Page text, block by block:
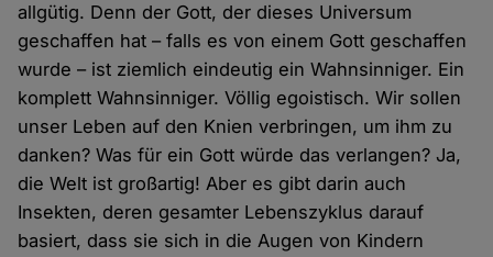
allgütig. Denn der Gott, der dieses Universum
geschaffen hat – falls es von einem Gott geschaffen
wurde – ist ziemlich eindeutig ein Wahnsinniger. Ein
komplett Wahnsinniger. Völlig egoistisch. Wir sollen
unser Leben auf den Knien verbringen, um ihm zu
danken? Was für ein Gott würde das verlangen? Ja,
die Welt ist großartig! Aber es gibt darin auch
Insekten, deren gesamter Lebenszyklus darauf
basiert, dass sie sich in die Augen von Kindern